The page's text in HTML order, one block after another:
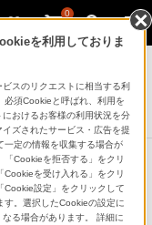
0
を利用しておりま
スのリクエストに相当する利
必須Cookieと呼ばれ、利用を
おけるお客様の利用状況を分
ズされたサービス・広告を提
定の情報を収集する場合が
Cookieを拒否する」をクリ
を受け入れる」をクリ
Cookie設定」をクリックして
す。選択したCookieの設定に
る場合があります。 詳細に